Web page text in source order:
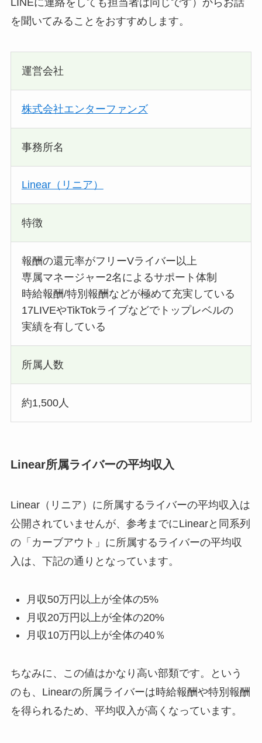
LINEに連絡をしても担当者は同じです）からお話
を聞いてみることをおすすめします。
運営会社
株式会社エンターファンズ
事務所名
Linear（リニア）
特徴
報酬の還元率がフリーVライバー以上
専属マネージャー2名によるサポート体制
時給報酬/特別報酬などが極めて充実している
17LIVEやTikTokライブなどでトップレベルの
実績を有している
所属人数
約1,500人
Linear所属ライバーの平均収入
Linear（リニア）に所属するライバーの平均収入は
公開されていませんが、参考までにLinearと同系列
の「カーブアウト」に所属するライバーの平均収
入は、下記の通りとなっています。
月収50万円以上が全体の5%
月収20万円以上が全体の20%
月収10万円以上が全体の40％
ちなみに、この値はかなり高い部類です。という
のも、Linearの所属ライバーは時給報酬や特別報酬
を得られるため、平均収入が高くなっています。